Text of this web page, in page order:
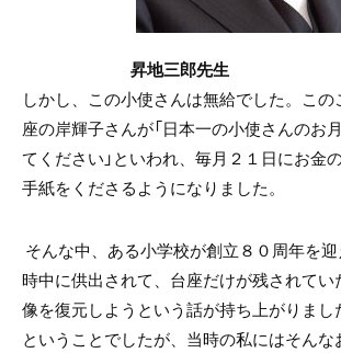
昇地三郎先生
しかし、この小使さんは無給でした。こ
座の岸輝子さんが「日本一の小使さんのお
てください」といわれ、毎月２１日にお金
手紙をくださるようになりました。
そんな中、ある小学校が創立８０周年を
時中に供出されて、台座だけが残されて
像を復元しようという話が持ち上がりまし
ということでしたが、当時の私にはそん